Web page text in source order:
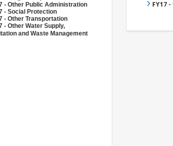
- Other Public Administration
- Social Protection
- Other Transportation
- Other Water Supply,
and Waste Management
FY17